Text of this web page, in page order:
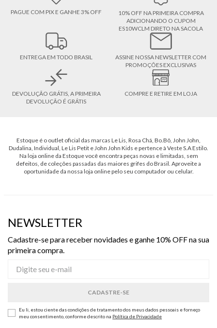
PAGUE COM PIX E GANHE 3% OFF
10% OFF NA PRIMEIRA COMPRA
ADICIONANDO O CUPOM
ES10WCLM DIRETO NA SACOLA
ENTREGA EM TODO BRASIL
ASSINE NOSSA NEWSLETTER COM
PROMOÇÕES EXCLUSIVAS
DEVOLUÇÃO GRÁTIS, A PRIMEIRA
DEVOLUÇÃO É GRÁTIS
COMPRE E RETIRE EM LOJA
Estoque é o outlet oficial das marcas Le Lis, Rosa Chá, Bo.Bô, John John,
Dudalina, Individual, Le Lis Petit e John John Kids e pertence à Veste S.A Estilo.
Na loja online da Estoque você encontra peças novas e limitadas, sem
defeitos, de coleções passadas das maiores grifes do Brasil. Aproveite a
oportunidade da nossa loja online pelo seu computador ou celular.
NEWSLETTER
Cadastre-se para receber novidades e ganhe 10% OFF na sua
primeira compra.
Eu li, estou ciente das condições de tratamento dos meus dados pessoais e forneço
meu consentimento, conforme descrito na Política de Privacidade